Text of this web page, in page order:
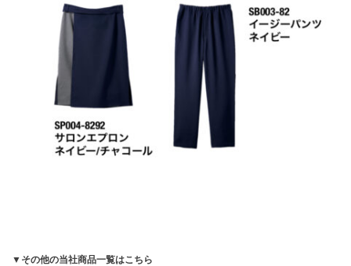
▼その他の当社商品一覧はこちら